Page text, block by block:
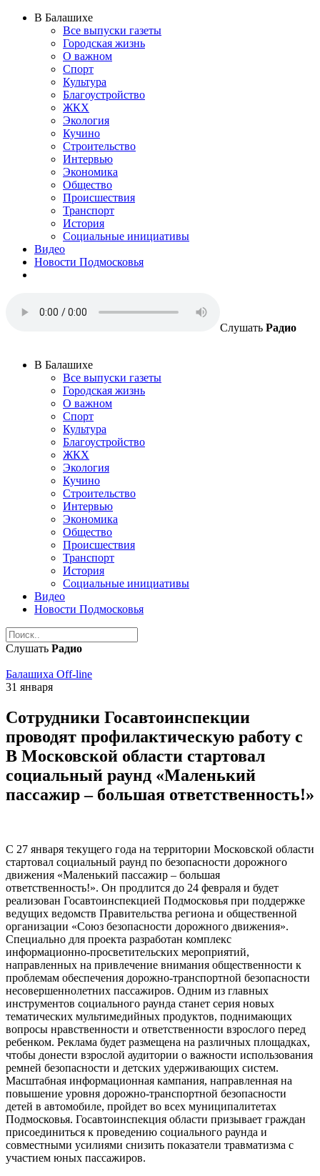
В Балашихе
Все выпуски газеты
Городская жизнь
О важном
Спорт
Культура
Благоустройство
ЖКХ
Экология
Кучино
Строительство
Интервью
Экономика
Общество
Происшествия
Транспорт
История
Социальные инициативы
Видео
Новости Подмосковья
Слушать Радио
В Балашихе
Все выпуски газеты
Городская жизнь
О важном
Спорт
Культура
Благоустройство
ЖКХ
Экология
Кучино
Строительство
Интервью
Экономика
Общество
Происшествия
Транспорт
История
Социальные инициативы
Видео
Новости Подмосковья
Слушать Радио
Балашиха Off-line
31 января
Сотрудники Госавтоинспекции
проводят профилактическую работу с
В Московской области стартовал
социальный раунд «Маленький
пассажир – большая ответственность!»
С 27 января текущего года на территории Московской области
стартовал социальный раунд по безопасности дорожного
движения «Маленький пассажир – большая
ответственность!». Он продлится до 24 февраля и будет
реализован Госавтоинспекцией Подмосковья при поддержке
ведущих ведомств Правительства региона и общественной
организации «Союз безопасности дорожного движения».
Специально для проекта разработан комплекс
информационно-просветительских мероприятий,
направленных на привлечение внимания общественности к
проблемам обеспечения дорожно-транспортной безопасности
несовершеннолетних пассажиров. Одним из главных
инструментов социального раунда станет серия новых
тематических мультимедийных продуктов, поднимающих
вопросы нравственности и ответственности взрослого перед
ребенком. Реклама будет размещена на различных площадках,
чтобы донести взрослой аудитории о важности использования
ремней безопасности и детских удерживающих систем.
Масштабная информационная кампания, направленная на
повышение уровня дорожно-транспортной безопасности
детей в автомобиле, пройдет во всех муниципалитетах
Подмосковья. Госавтоинспекция области призывает граждан
присоединиться к проведению социального раунда и
совместными усилиями снизить показатели травматизма с
участием юных пассажиров.